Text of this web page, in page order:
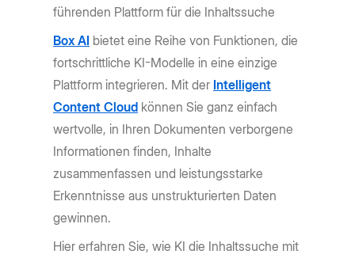
führenden Plattform für die Inhaltssuche
Box AI bietet eine Reihe von Funktionen, die
fortschrittliche KI-Modelle in eine einzige
Plattform integrieren. Mit der Intelligent
Content Cloud können Sie ganz einfach
wertvolle, in Ihren Dokumenten verborgene
Informationen finden, Inhalte
zusammenfassen und leistungsstarke
Erkenntnisse aus unstrukturierten Daten
gewinnen.
Hier erfahren Sie, wie KI die Inhaltssuche mit